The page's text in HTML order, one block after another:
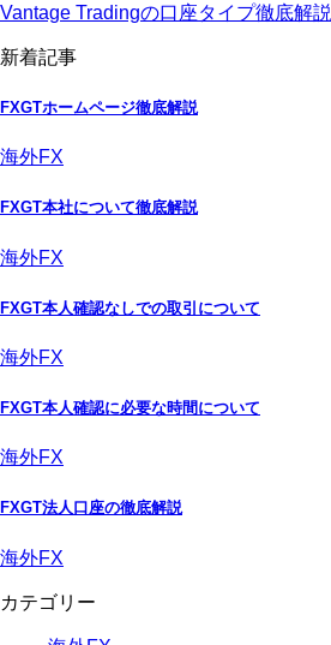
Vantage Tradingの口座タイプ徹底解説
新着記事
FXGTホームページ徹底解説
海外FX
FXGT本社について徹底解説
海外FX
FXGT本人確認なしでの取引について
海外FX
FXGT本人確認に必要な時間について
海外FX
FXGT法人口座の徹底解説
海外FX
カテゴリー